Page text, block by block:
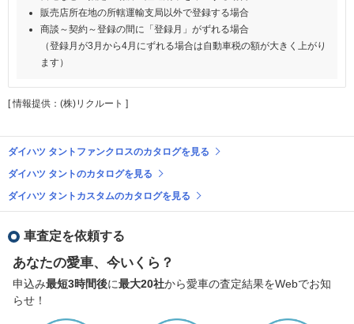
販売店所在地の所轄運輸支局以外で登録する場合
商談～契約～登録の間に「登録月」がずれる場合
（登録月が3月から4月にずれる場合は自動車税の額が大きく上がり
ます）
[ 情報提供：(株)リクルート ]
ダイハツ タントファンクロスのカタログを見る
ダイハツ タントのカタログを見る
ダイハツ タントカスタムのカタログを見る
車査定を依頼する
あなたの愛車、今いくら？
申込み最短3時間後に最大20社から愛車の査定結果をWebでお知
らせ！